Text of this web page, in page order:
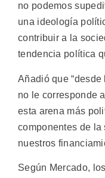
no podemos
una ideología
contribuir a la
tendencia política
Añadió que
no le corresponde
esta arena más
componentes de la
nuestros
Según Mercado,